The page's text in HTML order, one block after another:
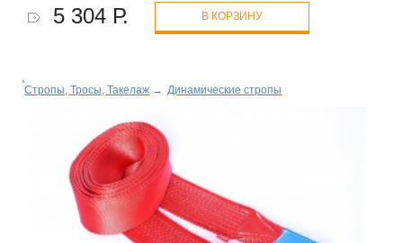
5 304 Р. В КОРЗИНУ
Стропы, Тросы, Такелаж → Динамические стропы